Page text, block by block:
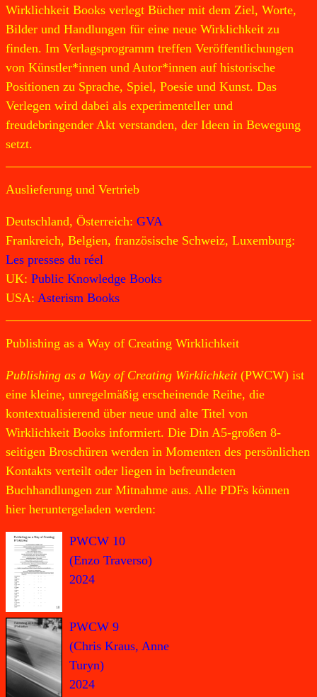
Wirklichkeit Books verlegt Bücher mit dem Ziel, Worte,
Bilder und Handlungen für eine neue Wirklichkeit zu
finden. Im Verlagsprogramm treffen Veröffentlichungen
von Künstler*innen und Autor*innen auf historische
Positionen zu Sprache, Spiel, Poesie und Kunst. Das
Verlegen wird dabei als experimenteller und
freudebringender Akt verstanden, der Ideen in Bewegung
setzt.
Auslieferung und Vertrieb
Deutschland, Österreich: GVA
Frankreich, Belgien, französische Schweiz, Luxemburg:
Les presses du réel
UK: Public Knowledge Books
USA: Asterism Books
Publishing as a Way of Creating Wirklichkeit
Publishing as a Way of Creating Wirklichkeit(PWCW) ist
eine kleine, unregelmäßig erscheinende Reihe, die
kontextualisierend über neue und alte Titel von
Wirklichkeit Books informiert. Die Din A5-großen 8-
seitigen Broschüren werden in Momenten des persönlichen
Kontakts verteilt oder liegen in befreundeten
Buchhandlungen zur Mitnahme aus. Alle PDFs können
hier heruntergeladen werden:
PWCW 10
(Enzo Traverso)
2024
PWCW 9
(Chris Kraus, Anne
Turyn)
2024